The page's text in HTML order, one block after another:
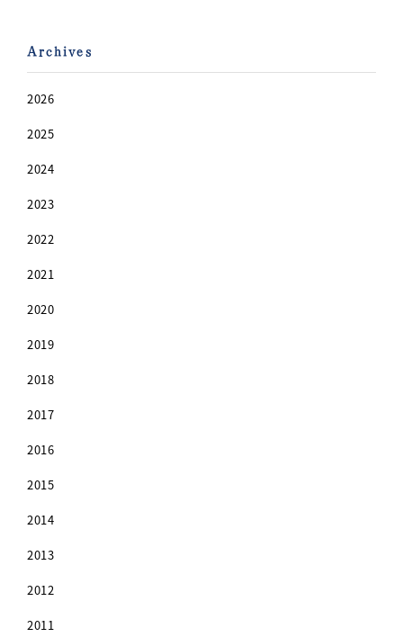
Archives
2026
2025
2024
2023
2022
2021
2020
2019
2018
2017
2016
2015
2014
2013
2012
2011